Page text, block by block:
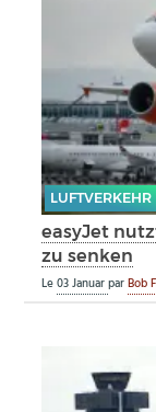
LUFTVERKEHR
easyJet
zu senken
Le03 JanuarparBob